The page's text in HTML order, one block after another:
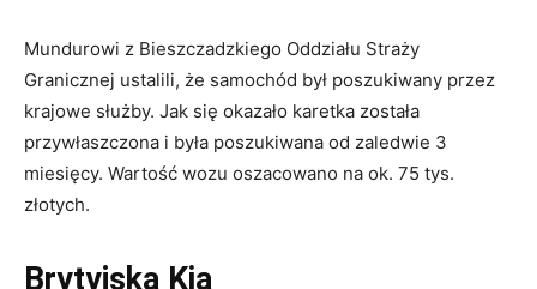
Mundurowi z Bieszczadzkiego Oddziału Straży
Granicznej ustalili, że samochód był poszukiwany przez
krajowe służby. Jak się okazało karetka została
przywłaszczona i była poszukiwana od zaledwie 3
miesięcy. Wartość wozu oszacowano na ok. 75 tys.
złotych.
Brytyjska Kia